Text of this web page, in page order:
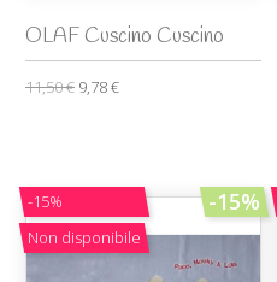
OLAF Cuscino Cuscino
11,50 € 9,78 €
-15%
Non disponibile
-15%